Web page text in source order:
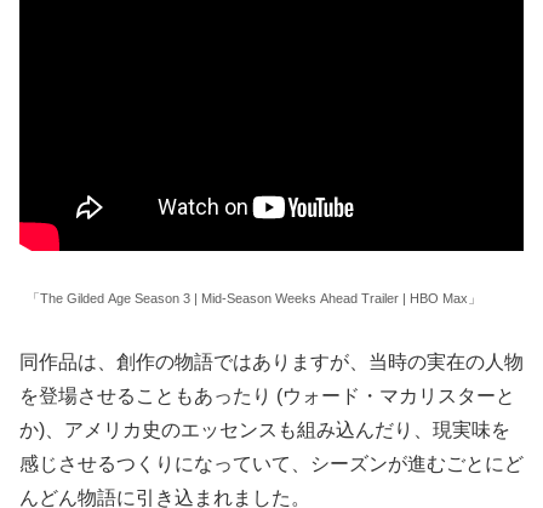
「The Gilded Age Season 3 | Mid-Season Weeks Ahead Trailer | HBO Max」
同作品は、創作の物語ではありますが、当時の実在の人物
を登場させることもあったり (ウォード・マカリスターと
か)、アメリカ史のエッセンスも組み込んだり、現実味を
感じさせるつくりになっていて、シーズンが進むごとにど
んどん物語に引き込まれました。